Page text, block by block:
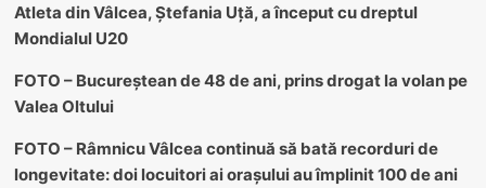
Atleta din Vâlcea, Ștefania Uță, a început cu dreptul
Mondialul U20
FOTO – Bucureștean de 48 de ani, prins drogat la volan pe
Valea Oltului
FOTO – Râmnicu Vâlcea continuă să bată recorduri de
longevitate: doi locuitori ai orașului au împlinit 100 de ani